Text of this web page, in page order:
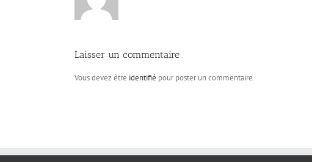
Laisser un commentaire
Vous devez être identifié pour poster un commentaire.